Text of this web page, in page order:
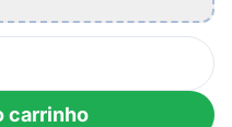
carrinho